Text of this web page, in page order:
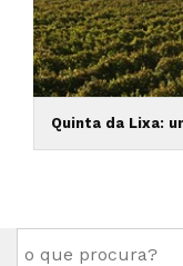
Quinta da Lixa: